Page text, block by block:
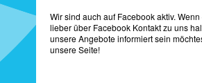
Wir sind auch auf Facebook aktiv.
lieber über Facebook Kontakt zu uns
unsere Angebote informiert sein
unsere Seite!